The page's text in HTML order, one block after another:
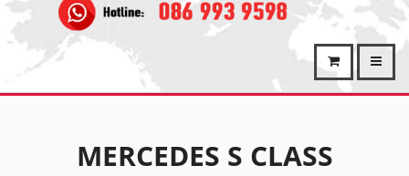
MERCEDES S CLASS